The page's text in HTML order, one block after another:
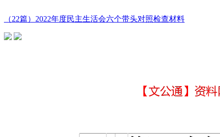
（22篇）2022年度民主生活会六个带头对照检查材料